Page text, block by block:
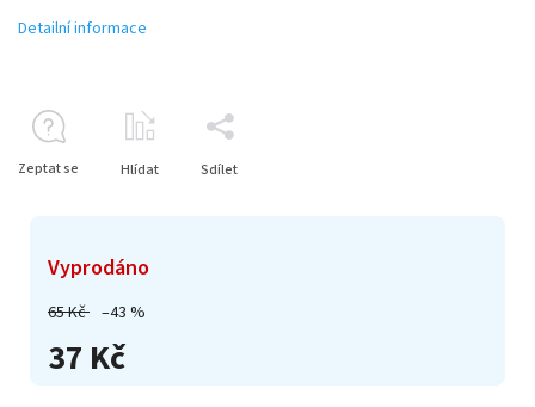
65 Kč –43 %
37 Kč
Vyprodáno
Detailní informace
Zeptat se Hlídat Sdílet